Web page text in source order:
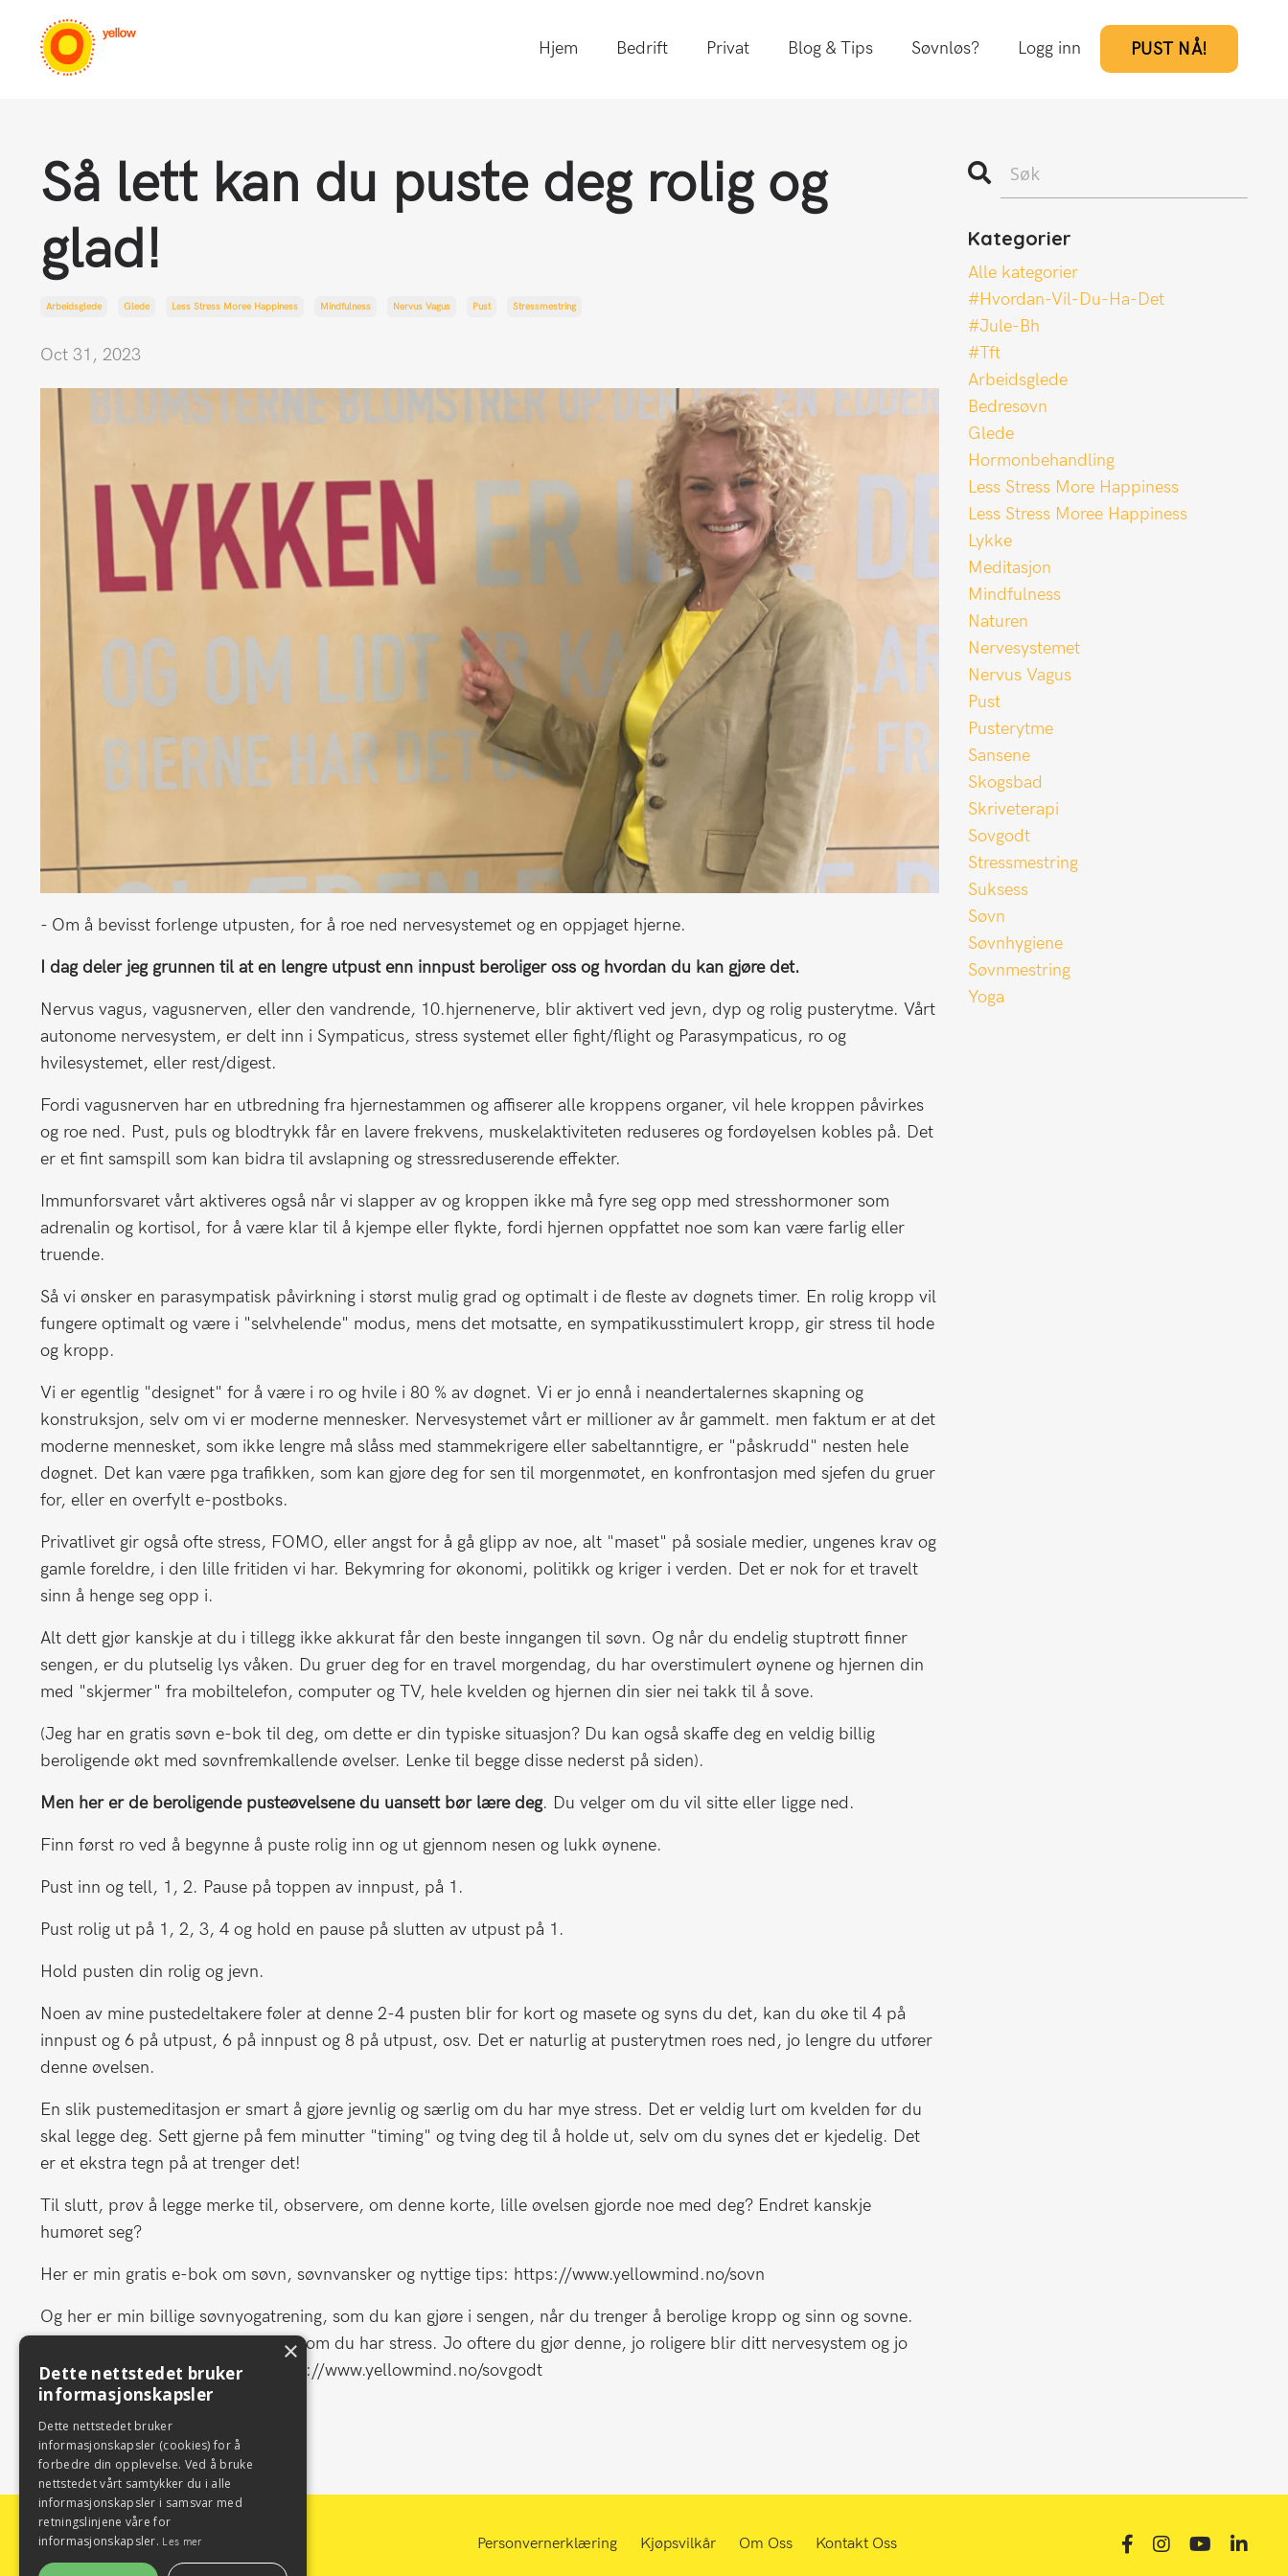
Hjem Bedrift Privat Blog & Tips Søvnløs? Logg inn PUST NÅ!
Så lett kan du puste deg rolig og
glad!
Arbeidsglede Glede Less Stress Moree Happiness Mindfulness Nervus Vagus Pust Stressmestring
Oct 31, 2023
- Om å bevisst forlenge utpusten, for å roe ned nervesystemet og en oppjaget hjerne.
I dag deler jeg grunnen til at en lengre utpust enn innpust beroliger oss og hvordan du kan gjøre det.
Nervus vagus, vagusnerven, eller den vandrende, 10.hjernenerve, blir aktivert ved jevn, dyp og rolig pusterytme. Vårt
autonome nervesystem, er delt inn i Sympaticus, stress systemet eller fight/flight og Parasympaticus, ro og
hvilesystemet, eller rest/digest.
Fordi vagusnerven har en utbredning fra hjernestammen og affiserer alle kroppens organer, vil hele kroppen påvirkes
og roe ned. Pust, puls og blodtrykk får en lavere frekvens, muskelaktiviteten reduseres og fordøyelsen kobles på. Det
er et fint samspill som kan bidra til avslapning og stressreduserende effekter.
Immunforsvaret vårt aktiveres også når vi slapper av og kroppen ikke må fyre seg opp med stresshormoner som
adrenalin og kortisol, for å være klar til å kjempe eller flykte, fordi hjernen oppfattet noe som kan være farlig eller
truende.
Så vi ønsker en parasympatisk påvirkning i størst mulig grad og optimalt i de fleste av døgnets timer. En rolig kropp vil
fungere optimalt og være i "selvhelende" modus, mens det motsatte, en sympatikusstimulert kropp, gir stress til hode
og kropp.
Vi er egentlig "designet" for å være i ro og hvile i 80 % av døgnet. Vi er jo ennå i neandertalernes skapning og
konstruksjon, selv om vi er moderne mennesker. Nervesystemet vårt er millioner av år gammelt. men faktum er at det
moderne mennesket, som ikke lengre må slåss med stammekrigere eller sabeltanntigre, er "påskrudd" nesten hele
døgnet. Det kan være pga trafikken, som kan gjøre deg for sen til morgenmøtet, en konfrontasjon med sjefen du gruer
for, eller en overfylt e-postboks.
Privatlivet gir også ofte stress, FOMO, eller angst for å gå glipp av noe, alt "maset" på sosiale medier, ungenes krav og
gamle foreldre, i den lille fritiden vi har. Bekymring for økonomi, politikk og kriger i verden. Det er nok for et travelt
sinn å henge seg opp i.
Alt dett gjør kanskje at du i tillegg ikke akkurat får den beste inngangen til søvn. Og når du endelig stuptrøtt finner
sengen, er du plutselig lys våken. Du gruer deg for en travel morgendag, du har overstimulert øynene og hjernen din
med "skjermer" fra mobiltelefon, computer og TV, hele kvelden og hjernen din sier nei takk til å sove.
(Jeg har en gratis søvn e-bok til deg, om dette er din typiske situasjon? Du kan også skaffe deg en veldig billig
beroligende økt med søvnfremkallende øvelser. Lenke til begge disse nederst på siden).
Men her er de beroligende pusteøvelsene du uansett bør lære deg. Du velger om du vil sitte eller ligge ned.
Finn først ro ved å begynne å puste rolig inn og ut gjennom nesen og lukk øynene.
Pust inn og tell, 1, 2. Pause på toppen av innpust, på 1.
Pust rolig ut på 1, 2, 3, 4 og hold en pause på slutten av utpust på 1.
Hold pusten din rolig og jevn.
Noen av mine pustedeltakere føler at denne 2-4 pusten blir for kort og masete og syns du det, kan du øke til 4 på
innpust og 6 på utpust, 6 på innpust og 8 på utpust, osv. Det er naturlig at pusterytmen roes ned, jo lengre du utfører
denne øvelsen.
En slik pustemeditasjon er smart å gjøre jevnlig og særlig om du har mye stress. Det er veldig lurt om kvelden før du
skal legge deg. Sett gjerne på fem minutter "timing" og tving deg til å holde ut, selv om du synes det er kjedelig. Det
er et ekstra tegn på at trenger det!
Til slutt, prøv å legge merke til, observere, om denne korte, lille øvelsen gjorde noe med deg? Endret kanskje
humøret seg?
Her er min gratis e-bok om søvn, søvnvansker og nyttige tips: https://www.yellowmind.no/sovn
Og her er min billige søvnyogatrening, som du kan gjøre i sengen, når du trenger å berolige kropp og sinn og sovne.
men også når som helst på døgnet om du har stress. Jo oftere du gjør denne, jo roligere blir ditt nervesystem og jo
mer fornøyd og glad blir du: https://www.yellowmind.no/sovgodt
Kategorier
Alle kategorier
#hvordan-Vil-Du-Ha-Det
#jule-Bh
#tft
Arbeidsglede
Bedresøvn
Glede
Hormonbehandling
Less Stress More Happiness
Less Stress Moree Happiness
Lykke
Meditasjon
Mindfulness
Naturen
Nervesystemet
Nervus Vagus
Pust
Pusterytme
Sansene
Skogsbad
Skriveterapi
Sovgodt
Stressmestring
Suksess
Søvn
Søvnhygiene
Søvnmestring
Yoga
© 2026 Yellow Personvernerklæring Kjøpsvilkår Om Oss Kontakt Oss
×
Dette nettstedet bruker
informasjonskapsler
Dette nettstedet bruker
informasjonskapsler (cookies) for å
forbedre din opplevelse. Ved å bruke
nettstedet vårt samtykker du i alle
informasjonskapsler i samsvar med
retningslinjene våre for
informasjonskapsler. Les mer